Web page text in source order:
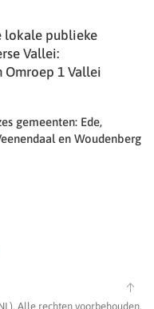
lokale publieke
Vallei:
Omroep 1 Vallei
gemeenten: Ede,
en Woudenberg
Alle rechten voorbehouden.